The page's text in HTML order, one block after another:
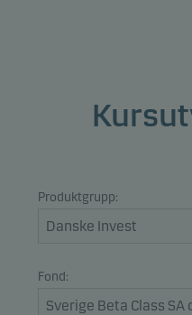
Produktgrupp:
Fond: